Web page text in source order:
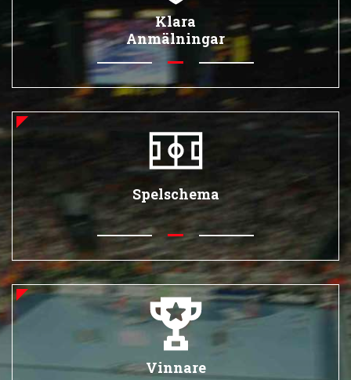
Klara
Anmälningar
Spelschema
Vinnare